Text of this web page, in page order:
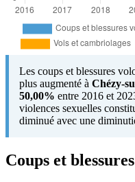
Les coups et blessures
plus augmenté à Chézy-
50,00% entre 2016 et
violences sexuelles
diminué avec une
Coups et